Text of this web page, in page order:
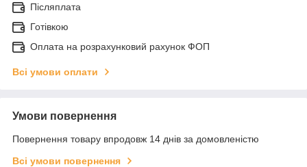
Післяплата
Готівкою
Оплата на розрахунковий рахунок ФОП
Всі умови оплати
Умови повернення
Повернення товару впродовж 14 днів за домовленістю
Всі умови повернення